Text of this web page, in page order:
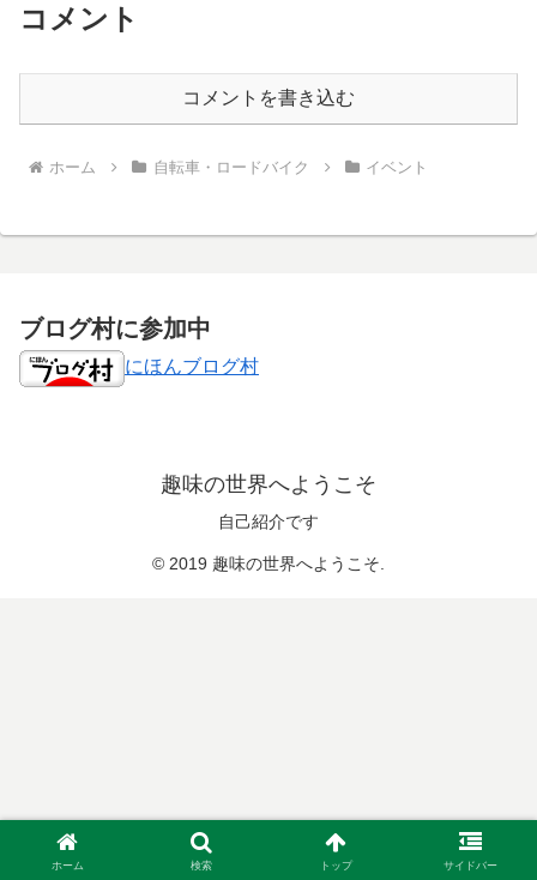
コメント
コメントを書き込む
ホーム 自転車・ロードバイク イベント
ブログ村に参加中
にほんブログ村
趣味の世界へようこそ
自己紹介です
© 2019 趣味の世界へようこそ.
ホーム 検索 トップ サイドバー